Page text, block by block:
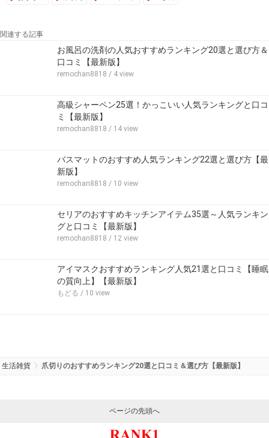
関連する記事
お風呂の洗剤の人気おすすめランキング20選と選び方＆
口コミ【最新版】
remochan8818 / 4 view
高級シャーペン25選！かっこいい人気ランキングと口コ
ミ【最新版】
remochan8818 / 14 view
バスマットのおすすめ人気ランキング22選と選び方【最
新版】
remochan8818 / 10 view
セリアのおすすめキッチンアイテム35選～人気ランキン
グと口コミ【最新版】
remochan8818 / 12 view
アイマスクおすすめランキング人気21選と口コミ【睡眠
の質向上】【最新版】
もどる / 10 view
生活雑貨 爪切りのおすすめランキング20選と口コミ＆選び方【最新版】
ページの先頭へ